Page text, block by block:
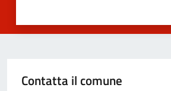
Contatta il comune